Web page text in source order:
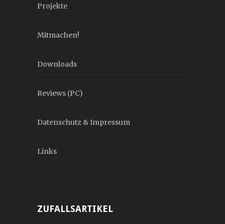
Projekte
Mitmachen!
Downloads
Reviews (PC)
Datenschutz & Impressum
Links
ZUFALLSARTIKEL